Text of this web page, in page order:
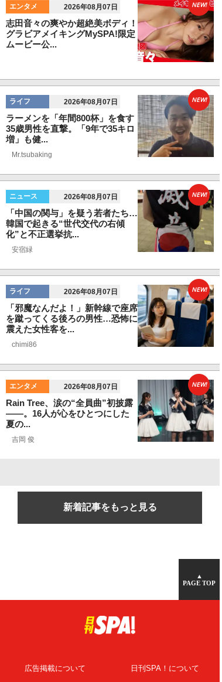
エンタメ 2026年08月07日
志田音々の爽やか超絶美ボディ！
グラビアメイキングMySPA!限定
ムービー公...
NEW!
ライフ 2026年08月07日
ラーメンを「年間800杯」を食す
35歳男性を直撃。「9年で35キロ
増」も健...
Mr.tsubaking
NEW!
ニュース 2026年08月07日
「中国の関与」を疑う若者たち…
韓国で起きる“世代交代の右傾
化”と不正選挙抗...
安宿緑
NEW!
ライフ 2026年08月07日
「邪魔なんだよ！」新幹線で座席
を蹴ってくる後ろの男性…恐怖に
震えた女性客を...
chimi86
NEW!
エンタメ 2026年08月07日
Rain Tree、涙の“全員曲”初披露
――。16人が心をひとつにした
夏の...
吉岡 俊
NEW!
新着記事をもっと見る
▲
PAGE TOP
広告掲載について 日刊SPA！について